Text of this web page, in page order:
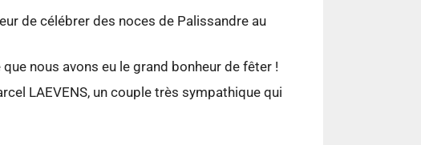
de célébrer des noces de Palissandre au
nous avons eu le grand bonheur de fêter !
LAEVENS, un couple très sympathique qui